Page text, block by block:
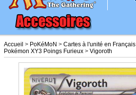
Accueil > PoKéMoN > Cartes à l'unité en Français
Pokémon XY3 Poings Furieux > Vigoroth